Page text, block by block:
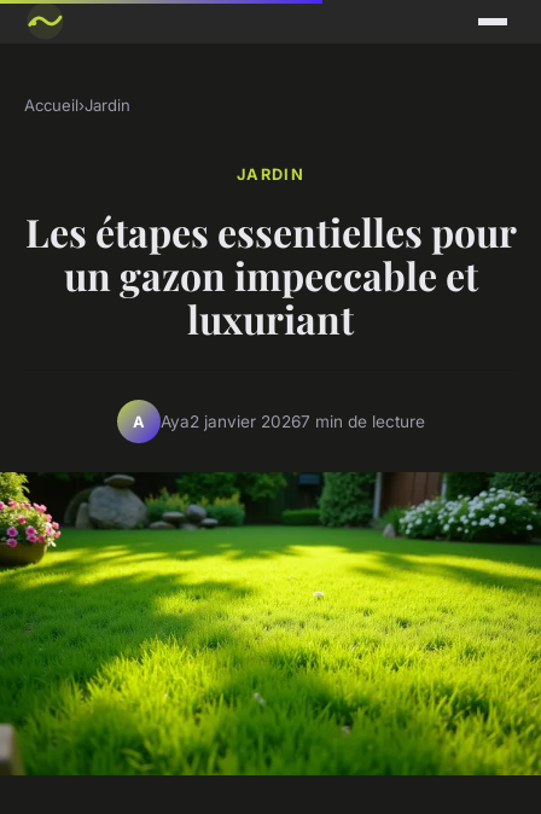
Accueil›Jardin
JARDIN
Les étapes essentielles pour
un gazon impeccable et
luxuriant
A Aya2 janvier 20267 min de lecture